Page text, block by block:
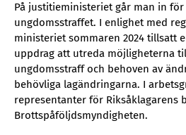
På justitieministeriet går man in
ungdomsstraffet. I enlighet med
ministeriet sommaren 2024 tillsatt
uppdrag att utreda möjligheterna
ungdomsstraff och behoven av
behövliga lagändringarna. I
representanter för Riksåklagarens
Brottspåföljdsmyndigheten.